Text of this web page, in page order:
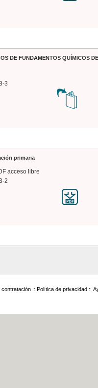
DE FUNDAMENTOS QUÍMICOS
3
primaria
acceso libre
2
contratación :: Política de privacidad ::